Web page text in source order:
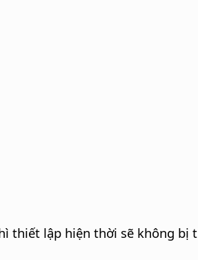
lập hiện thời sẽ không bị